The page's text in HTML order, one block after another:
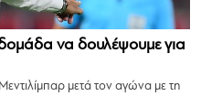
να δουλέψουμε για
μετά τον αγώνα με τη